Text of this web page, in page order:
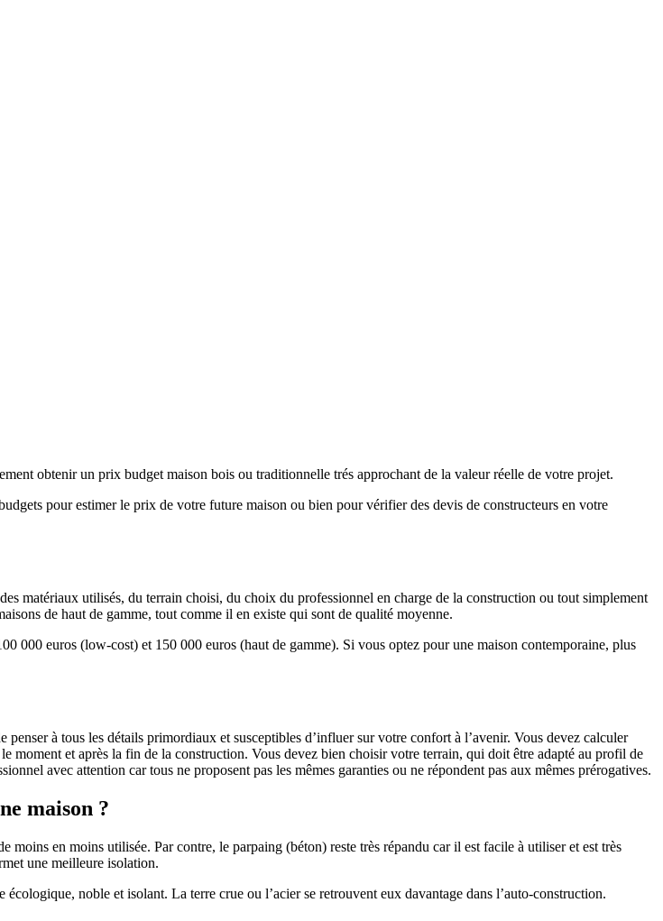
obtenir un prix budget maison bois ou traditionnelle trés approchant de la valeur réelle de votre projet.
pour estimer le prix de votre future maison ou bien pour vérifier des devis de constructeurs en votre
matériaux utilisés, du terrain choisi, du choix du professionnel en charge de la construction ou tout simplement
de haut de gamme, tout comme il en existe qui sont de qualité moyenne.
000 euros (low-cost) et 150 000 euros (haut de gamme). Si vous optez pour une maison contemporaine, plus
à tous les détails primordiaux et susceptibles d’influer sur votre confort à l’avenir. Vous devez calculer
moment et après la fin de la construction. Vous devez bien choisir votre terrain, qui doit être adapté au profil de
avec attention car tous ne proposent pas les mêmes garanties ou ne répondent pas aux mêmes prérogatives.
maison ?
moins en moins utilisée. Par contre, le parpaing (béton) reste très répandu car il est facile à utiliser et est très
une meilleure isolation.
noble et isolant. La terre crue ou l’acier se retrouvent eux davantage dans l’auto-construction.